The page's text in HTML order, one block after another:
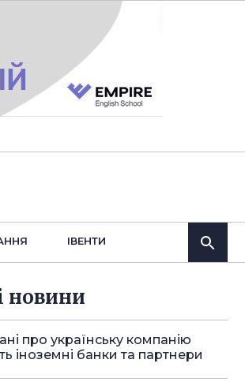
IВЕНТИ
новини
про українську компанію
іноземні банки та партнери